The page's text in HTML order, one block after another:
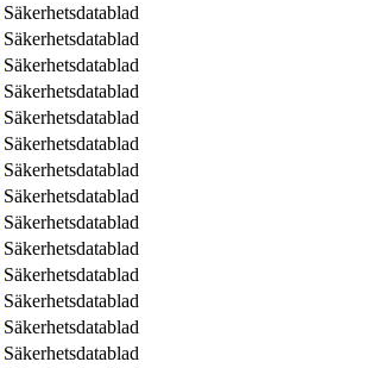
Säkerhetsdatablad
Säkerhetsdatablad
Säkerhetsdatablad
Säkerhetsdatablad
Säkerhetsdatablad
Säkerhetsdatablad
Säkerhetsdatablad
Säkerhetsdatablad
Säkerhetsdatablad
Säkerhetsdatablad
Säkerhetsdatablad
Säkerhetsdatablad
Säkerhetsdatablad
Säkerhetsdatablad